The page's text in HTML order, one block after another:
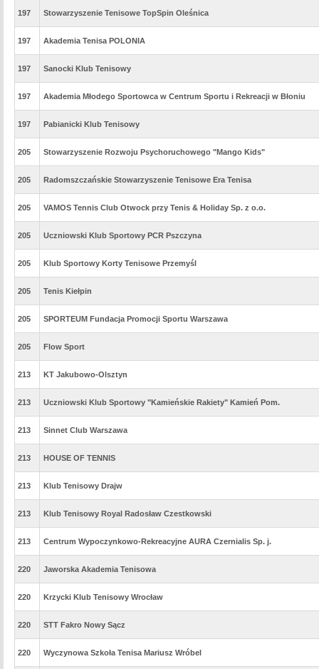
197 Stowarzyszenie Tenisowe TopSpin Oleśnica
197 Akademia Tenisa POLONIA
197 Sanocki Klub Tenisowy
197 Akademia Młodego Sportowca w Centrum Sportu i Rekreacji w Błoniu
197 Pabianicki Klub Tenisowy
205 Stowarzyszenie Rozwoju Psychoruchowego "Mango Kids"
205 Radomszczańskie Stowarzyszenie Tenisowe Era Tenisa
205 VAMOS Tennis Club Otwock przy Tenis & Holiday Sp. z o.o.
205 Uczniowski Klub Sportowy PCR Pszczyna
205 Klub Sportowy Korty Tenisowe Przemyśl
205 Tenis Kiełpin
205 SPORTEUM Fundacja Promocji Sportu Warszawa
205 Flow Sport
213 KT Jakubowo-Olsztyn
213 Uczniowski Klub Sportowy "Kamieńskie Rakiety" Kamień Pom.
213 Sinnet Club Warszawa
213 HOUSE OF TENNIS
213 Klub Tenisowy Drajw
213 Klub Tenisowy Royal Radosław Czestkowski
213 Centrum Wypoczynkowo-Rekreacyjne AURA Czernialis Sp. j.
220 Jaworska Akademia Tenisowa
220 Krzycki Klub Tenisowy Wrocław
220 STT Fakro Nowy Sącz
220 Wyczynowa Szkoła Tenisa Mariusz Wróbel